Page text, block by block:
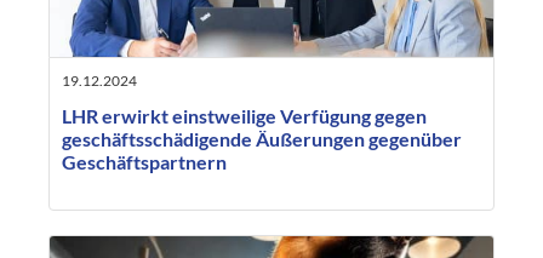
19.12.2024
LHR erwirkt einstweilige Verfügung gegen
geschäftsschädigende Äußerungen gegenüber
Geschäftspartnern